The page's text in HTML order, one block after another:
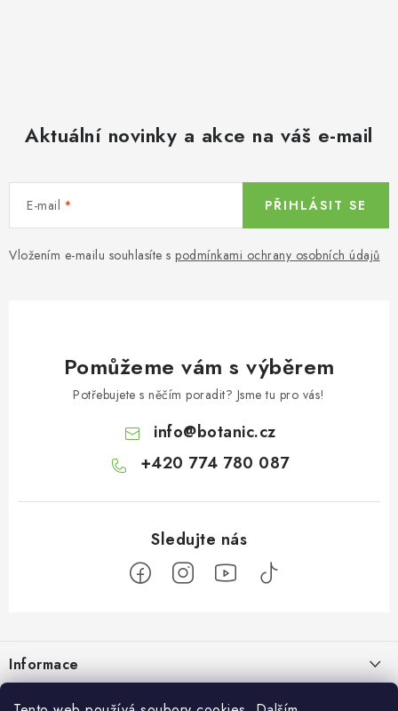
Aktuální novinky a akce na váš e-mail
E-mail
Vložením e-mailu souhlasíte s podmínkami ochrany osobních údajů
PŘIHLÁSIT SE
Pomůžeme vám s výběrem
Potřebujete s něčím poradit? Jsme tu pro vás!
info@botanic.cz
+420 774 780 087
p
a
Informace
Doprava a platba